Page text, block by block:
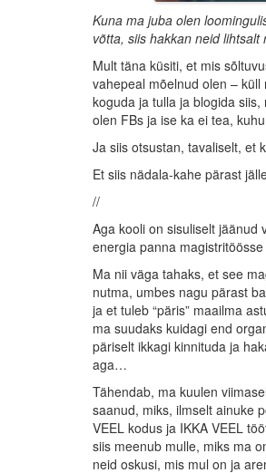
Kuna ma juba olen
võtta, siis hakkan neid
Mult täna küsiti, et mis
vahepeal mõelnud olen –
koguda ja tulla ja blogida
olen FBs ja ise ka ei tea,
Ja siis otsustan, tavaliselt, et
Et siis nädala-kahe pärast
//
Aga kooli on sisuliselt jäänud
energia panna magistritöösse
Ma nii väga tahaks, et see
nutma, umbes nagu pärast
ja et tuleb “päris” maailma
ma suudaks kuidagi end
päriselt ikkagi kinnituda ja
aga…
Tähendab, ma kuulen
saanud, miks, ilmselt ainuke
VEEL kodus ja IKKA VEEL
siis meenub mulle, miks ma
neid oskusi, mis mul on ja